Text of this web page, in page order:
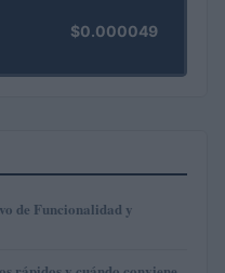
$0.000049
de Funcionalidad y